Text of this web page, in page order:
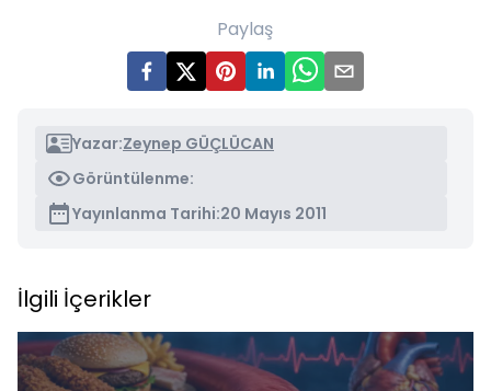
Paylaş
Yazar:Zeynep GÜÇLÜCAN
Görüntülenme:
Yayınlanma Tarihi:20 Mayıs 2011
İlgili İçerikler